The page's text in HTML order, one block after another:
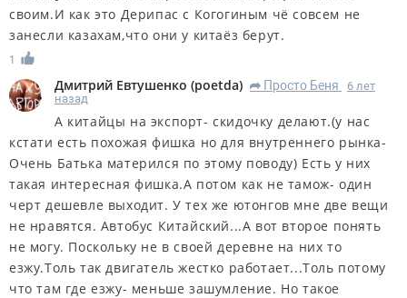
своим.И как это Дерипас с Когогиным чё совсем не
занесли казахам,что они у китаёз берут.
1
Дмитрий Евтушенко (poetda) R Просто Беня
6 лет
назад
А китайцы на экспорт- скидочку делают.(у нас
кстати есть похожая фишка но для внутреннего рынка-
Очень Батька матерился по этому поводу) Есть у них
такая интересная фишка.А потом как не тамож- один
черт дешевле выходит. У тех же ютонгов мне две вещи
не нравятся. Автобус Китайский...А вот второе понять
не могу. Поскольку не в своей деревне на них то
езжу.Толь так двигатель жестко работает...Толь потому
что там где езжу- меньше зашумление. Но такое